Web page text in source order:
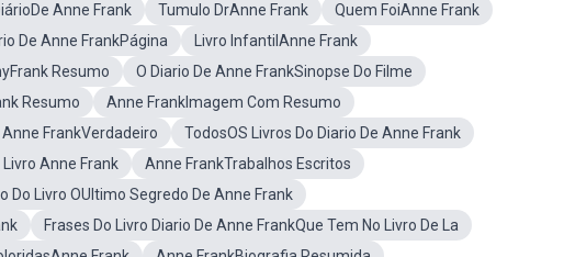
Anne Frank Tumulo DrAnne Frank
Quem FoiAnne Frank
De Anne FrankPágina
Livro InfantilAnne Frank
Resumo
O Diario De Anne FrankSinopse Do Filme
Resumo
Anne FrankImagem Com Resumo
Anne FrankVerdadeiro
TodosOS Livros Do Diario De Anne Frank
Livro Anne Frank
Anne FrankTrabalhos Escritos
Do Livro OUltimo Segredo De Anne Frank
Frases Do Livro Diario De Anne FrankQue Tem No Livro De La